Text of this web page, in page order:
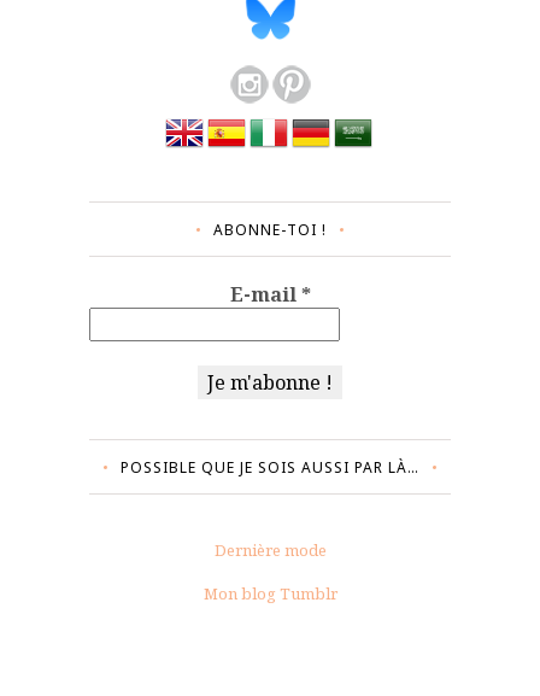
ABONNE-TOI !
E-mail*
POSSIBLE QUE JE SOIS AUSSI PAR LÀ…
Dernière mode
Mon blog Tumblr